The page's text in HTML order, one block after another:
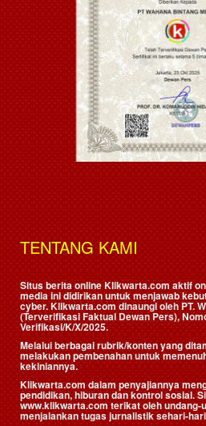
TENTANG KAMI
Situs berita online Klikwarta.com aktif
media ini didirikan untuk menjawab
cyber. Klikwarta.com dinaungi oleh PT.
(Terverifikasi Faktual Dewan Pers),
Verifikasi/K/X/2025.
Melalui berbagai rubrik/konten yang
melakukan pembenahan untuk
kekiniannya.
Klikwarta.com dalam penyajiannya
pendidikan, hiburan dan kontrol sosial.
www.klikwarta.com terikat oleh undang-
menjalankan tugas jurnalistik sehari-